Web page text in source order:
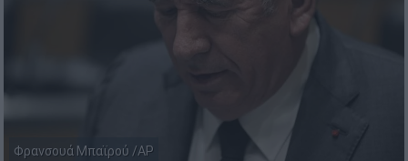
Φρανσουά Μπαϊρού /AP